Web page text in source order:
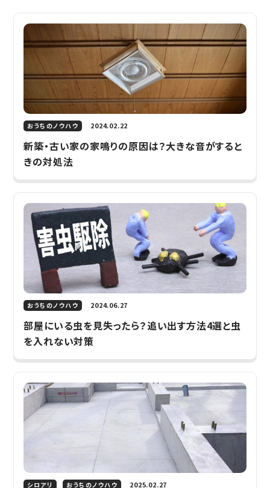
おうちのノウハウ 2024.02.22
新築・古い家の家鳴りの原因は？大きな音がすると
きの対処法
おうちのノウハウ 2024.06.27
部屋にいる虫を見失ったら？追い出す方法4選と虫
を入れない対策
シロアリ おうちのノウハウ 2025.02.27